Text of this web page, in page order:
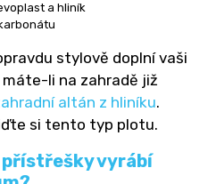
a hliník
stylově doplní vaši
li na zahradě již
altán z hliníku.
si tento typ plotu.
vyrábí